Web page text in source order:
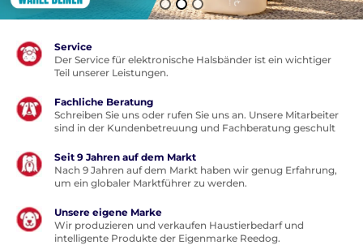
Service
Der Service für elektronische Halsbänder ist ein wichtiger
Teil unserer Leistungen.
Fachliche Beratung
Schreiben Sie uns oder rufen Sie uns an. Unsere Mitarbeiter
sind in der Kundenbetreuung und Fachberatung geschult
Seit 9 Jahren auf dem Markt
Nach 9 Jahren auf dem Markt haben wir genug Erfahrung,
um ein globaler Marktführer zu werden.
Unsere eigene Marke
Wir produzieren und verkaufen Haustierbedarf und
intelligente Produkte der Eigenmarke Reedog.